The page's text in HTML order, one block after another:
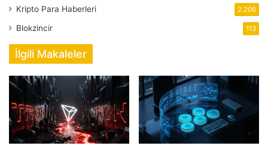
Kripto Para Haberleri 2.206
Blokzincir 113
İlgili Makaleler